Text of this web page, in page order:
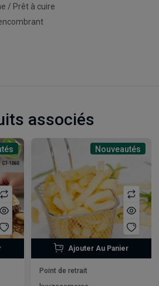
/ Prêt à cuire
associés
Nouveautés
Ajouter Au Panier
Point de retrait